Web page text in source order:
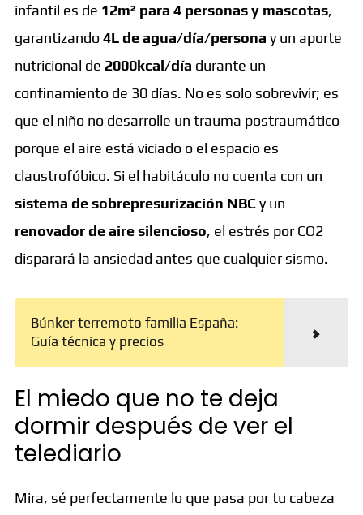
infantil es de 12m² para 4 personas y mascotas,
garantizando4L de agua/día/persona y un aporte
nutricional de 2000kcal/día durante un
confinamiento de 30 días. No es solo sobrevivir; es
que el niño no desarrolle un trauma postraumático
porque el aire está viciado o el espacio es
claustrofóbico. Si el habitáculo no cuenta con un
sistema de sobrepresurización NBCy un
renovador de aire silencioso, el estrés por CO2
disparará la ansiedad antes que cualquier sismo.
Búnker terremoto familia España:
Guía técnica y precios
El miedo que no te deja
dormir después de ver el
telediario
Mira, sé perfectamente lo que pasa por tu cabeza